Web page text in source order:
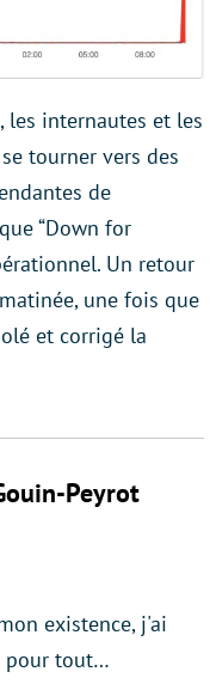
les internautes et les
tourner vers des
de
“Down for
Un retour
une fois que
et corrigé la
Peyrot
existence, j'ai
pour tout…